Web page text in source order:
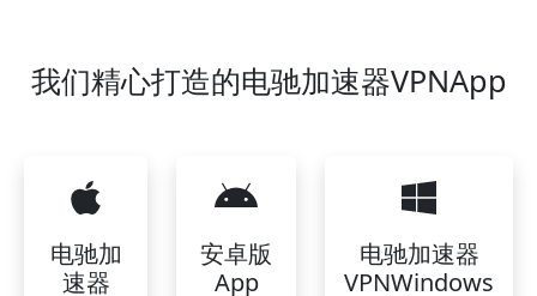
我们精心打造的电驰加速器VPNApp
电驰加
速器
安卓版
App
电驰加速器
VPNWindows